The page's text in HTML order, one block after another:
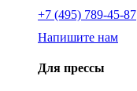
+7 (495) 789-45-87
Напишите нам
Для прессы